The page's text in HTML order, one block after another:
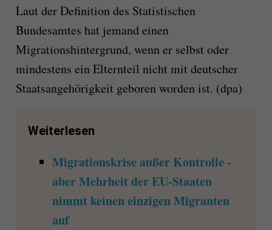
Laut der Definition des Statistischen
Bundesamtes hat jemand einen
Migrationshintergrund, wenn er selbst oder
mindestens ein Elternteil nicht mit deutscher
Staatsangehörigkeit geboren worden ist. (dpa)
Weiterlesen
Migrationskrise außer Kontrolle -
aber Mehrheit der EU-Staaten
nimmt keinen einzigen Migranten
auf